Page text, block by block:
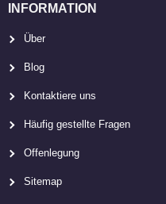
INFORMATION
Über
Blog
Kontaktiere uns
Häufig gestellte Fragen
Offenlegung
Sitemap